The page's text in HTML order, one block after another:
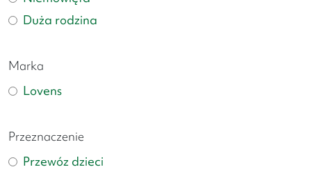
Duża rodzina
Marka
Lovens
Przeznaczenie
Przewóz dzieci